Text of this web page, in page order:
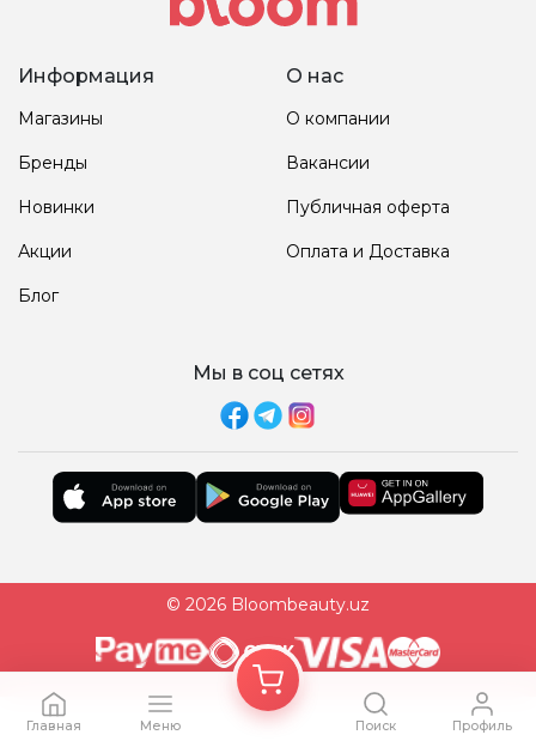
Информация
Магазины
Бренды
Новинки
Акции
Блог
О нас
О компании
Вакансии
Публичная оферта
Оплата и Доставка
Мы в соц сетях
© 2026 Bloombeauty.uz
Главная Меню Поиск Профиль